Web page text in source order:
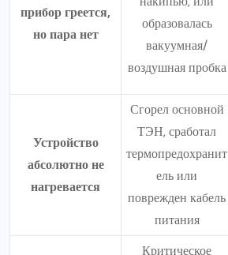
прибор греется,
но пара нет
образовалась
вакуумная/
воздушная пробка
Устройство
абсолютно не
нагревается
Сгорел основной
ТЭН, сработал
термопредохранит
ель или
поврежден кабель
питания
Критическое